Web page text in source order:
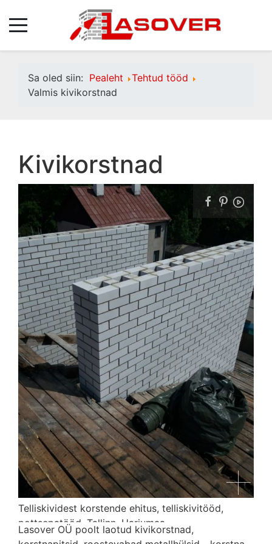
Sa oled siin: Pealeht
Tehtud tööd
Valmis kivikorstnad
Kivikorstnad
Telliskividest korstende ehitus, telliskivitööd,
pottsepatööd, Tallinn, Harjumaa
Lasover OÜ poolt laotud kivikorstnad,